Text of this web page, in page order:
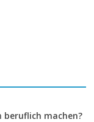
beruflich machen?